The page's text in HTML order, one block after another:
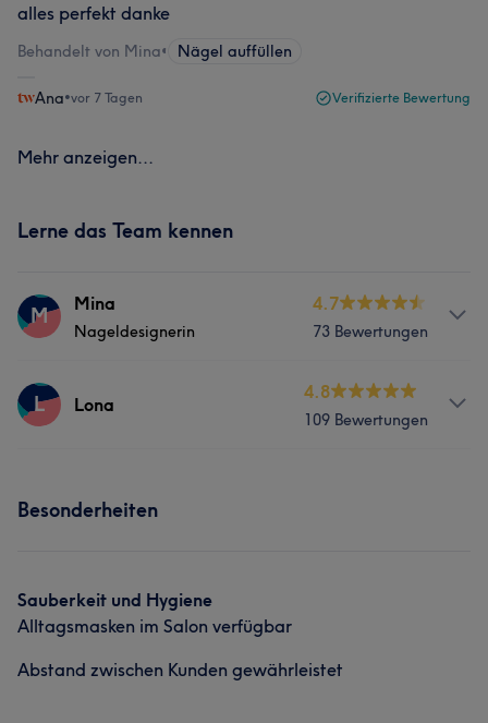
alles perfekt danke
Behandelt von Mina• Nägel auffüllen
Ana•vor 7 Tagen Verifizierte Bewertung
Mehr anzeigen...
Lerne das Team kennen
M Mina
Nageldesignerin
4.7
73 Bewertungen
Info
Mit über 7 Jahren Erfahrung in großen Studios arbeite
L Lona
4.8
109 Bewertungen
Portfolio
Besonderheiten
Sauberkeit und Hygiene
Alltagsmasken im Salon verfügbar
Abstand zwischen Kunden gewährleistet